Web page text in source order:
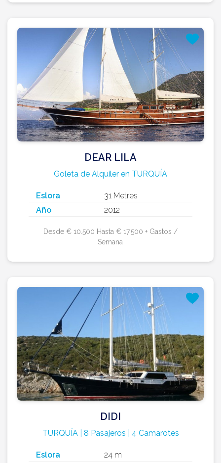
DEAR LILA
Goleta de Alquiler en TURQUÍA
Eslora
31 Metres
Año
2012
Desde € 10.500 Hasta € 17.500 + Gastos /
Semana
DIDI
TURQUÍA | 8 Pasajeros | 4 Camarotes
Eslora
24 m